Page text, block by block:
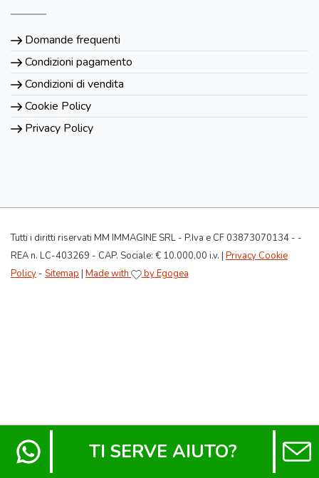
TI SERVE AIUTO?
Domande frequenti
Condizioni pagamento
Condizioni di vendita
Cookie Policy
Privacy Policy
Tutti i diritti riservati MM IMMAGINE SRL - P.Iva e CF 03873070134 - -
REA n. LC-403269 - CAP. Sociale: € 10.000,00 i.v. | Privacy Cookie
Policy - Sitemap Made with by Egogea